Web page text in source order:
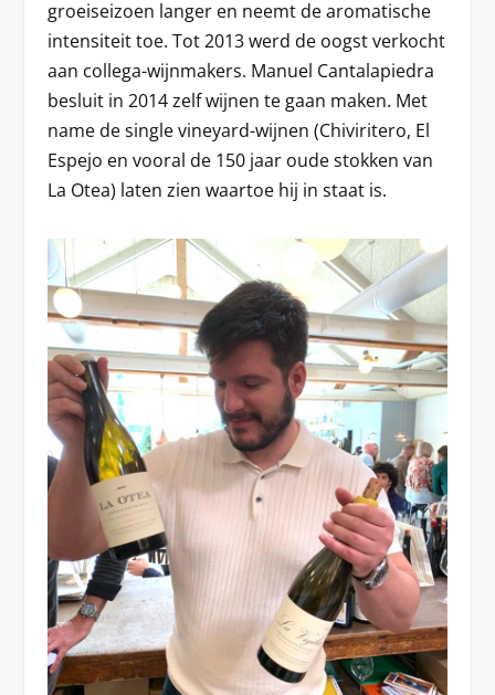
groeiseizoen langer en neemt de aromatische
intensiteit toe. Tot 2013 werd de oogst verkocht
aan collega-wijnmakers. Manuel Cantalapiedra
besluit in 2014 zelf wijnen te gaan maken. Met
name de single vineyard-wijnen (Chiviritero, El
Espejo en vooral de 150 jaar oude stokken van
La Otea) laten zien waartoe hij in staat is.